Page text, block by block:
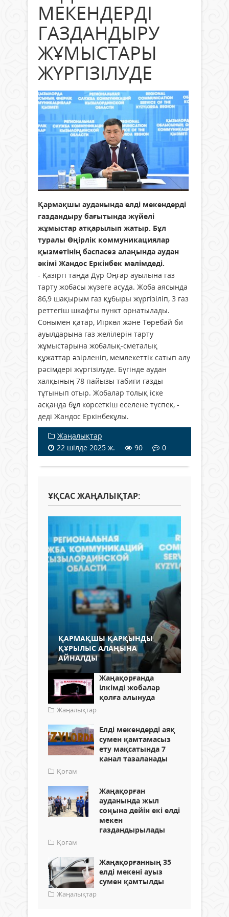
МЕКЕНДЕРДІ
ГАЗДАНДЫРУ
ЖҰМЫСТАРЫ
ЖҮРГІЗІЛУДЕ
Қармақшы ауданында елді мекендерді
газдандыру бағытында жүйелі
жұмыстар атқарылып жатыр. Бұл
туралы Өңірлік коммуникациялар
қызметінің баспасөз алаңында аудан
әкімі Жандос Еркінбек мәлімдеді.
- Қазіргі таңда Дүр Оңғар ауылына газ
тарту жобасы жүзеге асуда. Жоба аясында
86,9 шақырым газ құбыры жүргізіліп, 3 газ
реттегіш шкафты пункт орнатылады.
Сонымен қатар, Иіркөл және Төребай би
ауылдарына газ желілерін тарту
жұмыстарына жобалық-сметалық
құжаттар әзірленіп, мемлекеттік сатып алу
рәсімдері жүргізілуде. Бүгінде аудан
халқының 78 пайызы табиғи газды
тұтынып отыр. Жобалар толық іске
асқанда бұл көрсеткіш еселене түспек, -
деді Жандос Еркінбекұлы.
Жаңалықтар
22 шілде 2025 ж.
90 0
ҰҚСАС ЖАҢАЛЫҚТАР:
ҚАРМАҚШЫ ҚАРҚЫНДЫ
ҚҰРЫЛЫС АЛАҢЫНА
АЙНАЛДЫ
Жаңақорғанда
ілкімді жобалар
қолға алынуда
Жаңалықтар
Елді мекендерді аяқ
сумен қамтамасыз
ету мақсатында 7
канал тазаланады
Қоғам
Жаңақорған
ауданында жыл
соңына дейін екі елді
мекен
газдандырылады
Қоғам
Жаңақорғанның 35
елді мекені ауыз
сумен қамтылды
Жаңалықтар